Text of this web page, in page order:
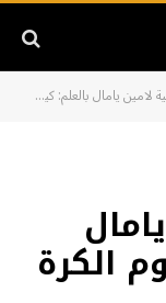
بالعلم: كيف دعم نجوم الكرة فلسطين؟
الكرة